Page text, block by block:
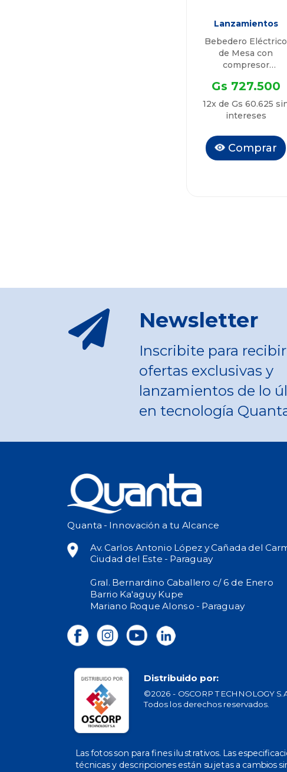
Lanzamientos
Bebedero Eléctrico
de Mesa con
compresor
QTBEM70
Gs 727.500
12x de Gs 60.625
intereses
Comprar
Newsletter
Inscribite para recibir
ofertas exclusivas y
lanzamientos de lo
en tecnología
Quanta - Innovación a tu Alcance
Av. Carlos Antonio López y Cañada del
Ciudad del Este - Paraguay
Gral. Bernardino Caballero c/ 6 de Enero
Barrio Ka'aguy Kupe
Mariano Roque Alonso - Paraguay
Distribuido por:
©2026 - OSCORP TECHNOLOGY
Todos los derechos reservados.
Las fotos son para fines ilustrativos. Las
técnicas y descripciones están sujetas a cambios